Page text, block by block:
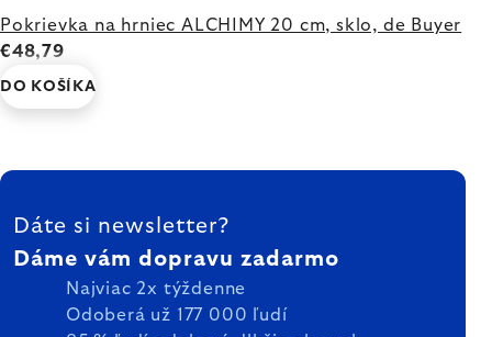
Pokrievka na hrniec ALCHIMY 20 cm, sklo, de Buyer
€48,79
DO KOŠÍKA
ZÁPÄTIE
Dáte si newsletter?
Dáme vám dopravu zadarmo
Najviac 2x týždenne
Odoberá už 177 000 ľudí